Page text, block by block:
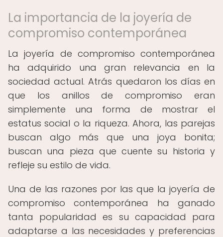
La importancia de la joyería de
compromiso contemporánea
La joyería de compromiso contemporánea
ha adquirido una gran relevancia en la
sociedad actual. Atrás quedaron los días en
que los anillos de compromiso eran
simplemente una forma de mostrar el
estatus social o la riqueza. Ahora, las parejas
buscan algo más que una joya bonita;
buscan una pieza que cuente su historia y
refleje su estilo de vida.
Una de las razones por las que la joyería de
compromiso contemporánea ha ganado
tanta popularidad es su capacidad para
adaptarse a las necesidades y preferencias